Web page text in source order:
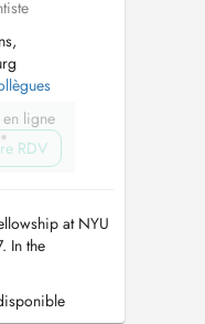
ligne
RDV
at NYU
In the
with Dr
Merjai and
Philippe